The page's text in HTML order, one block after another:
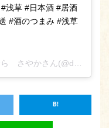
浅草 #日本酒 #居酒
#酒のつまみ #浅草
「佐渡の酒と肴 だっちゃ」きたむら さやかさん(@daccha_sa_ya_ka_)がシェアした投稿 –